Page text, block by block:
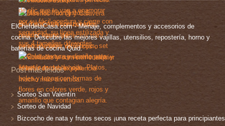
ElChefdelaCasa.com - Menaje, complementos y accesorios de
cocina. Descubre las mejores vajillas, utensilios, repostería, horno y
baterías de cocina Quid.
Post más leídos
Sorteo San Valentín
Sorteo de Navidad
Bizcocho de nata y frutos secos ¡una receta perfecta para